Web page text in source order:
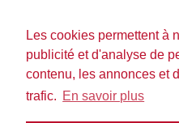
Les cookies permettent à
publicité et d'analyse de
contenu, les annonces et
trafic. En savoir plus